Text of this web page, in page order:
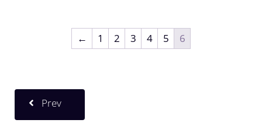
← 1 2 3 4 5 6
Prev